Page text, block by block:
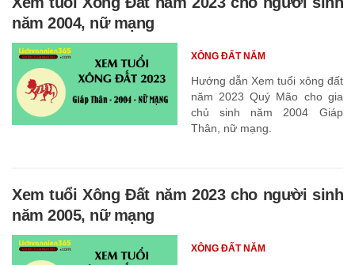
năm 2004, nữ mạng
Hướng dẫn Xem tuổi xông đất
năm 2023 Quý Mão cho gia
chủ sinh năm 2004 Giáp
Thân, nữ mạng.
XÔNG ĐẤT NĂM
Xem tuổi Xông Đất năm 2023 cho người sinh
năm 2005, nữ mạng
XÔNG ĐẤT NĂM